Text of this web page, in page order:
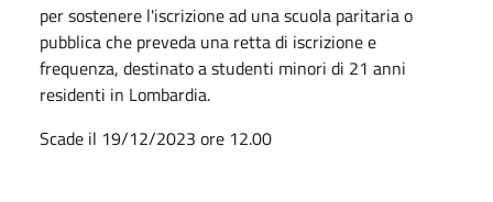
per sostenere l'iscrizione ad una scuola paritaria o
pubblica che preveda una retta di iscrizione e
frequenza, destinato a studenti minori di 21 anni
residenti in Lombardia.
Scade il 19/12/2023 ore 12.00